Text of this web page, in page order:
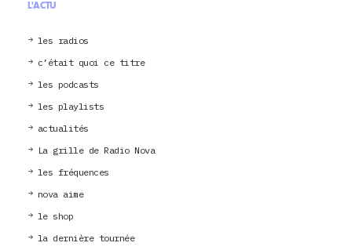
L'ACTU
les radios
c’était quoi ce titre
les podcasts
les playlists
actualités
La grille de Radio Nova
les fréquences
nova aime
le shop
la dernière tournée